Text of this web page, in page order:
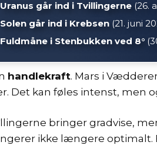
Uranus går ind i Tvillingerne (26.
Solen går ind i Krebsen (21. juni
Fuldmåne i Stenbukken ved 8°
handlekraft. Mars i
Det kan føles intenst, men
bringer gradvise,
ikke længere optimalt.